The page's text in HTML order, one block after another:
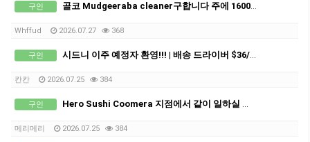
구인 골코 Mudgeeraba cleaner구합니다 주에 1600+@가능합니다
Whffud 2026.07.27 368
구인 시드니 이주 예정자 환영!!! | 배송 드라이버 $36/시간 · 풀타임
칸칸 2026.07.25 384
구인 Hero Sushi Coomera 지점에서 같이 일하실 풀타임 직원 구인합니다.
메리메리 2026.07.25 384